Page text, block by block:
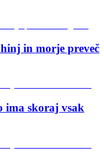
in morje preveč
ima skoraj vsak